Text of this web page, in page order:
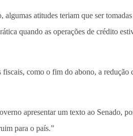
atitudes teriam que ser
quando as operações de crédito
como o fim do abono, a redução
apresentar um texto ao Senado,
para o país.”